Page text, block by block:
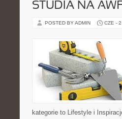
STUDIA NA
POSTED BY ADMIN CZE -
kategorie to Lifestyle i